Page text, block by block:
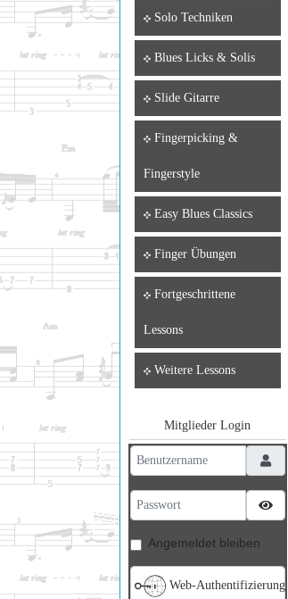
Solo Techniken
Blues Licks & Solis
Slide Gitarre
Fingerpicking &
Fingerstyle
Easy Blues Classics
Finger Übungen
Fortgeschrittene
Lessons
Weitere Lessons
Mitglieder Login
Benutzername
Passwort
Angemeldet bleiben
Web-Authentifizierung